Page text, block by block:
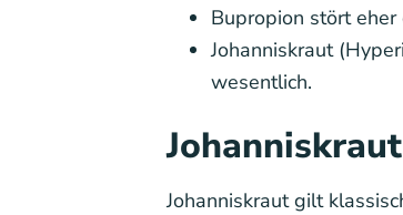
Bupropion stört
Johanniskraut
wesentlich.
Johanniskraut gilt